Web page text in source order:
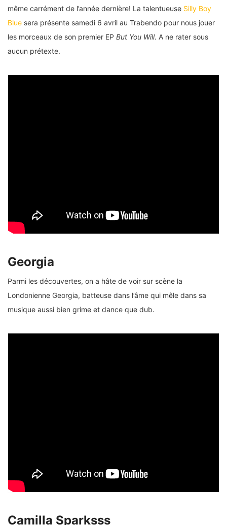
même carrément de l’année dernière! La talentueuse Silly Boy
Blue sera présente samedi 6 avril au Trabendo pour nous jouer
les morceaux de son premier EP But You Will. A ne rater sous
aucun prétexte.
Georgia
Parmi les découvertes, on a hâte de voir sur scène la
Londonienne Georgia, batteuse dans l’âme qui mêle dans sa
musique aussi bien grime et dance que dub.
Camilla Sparksss